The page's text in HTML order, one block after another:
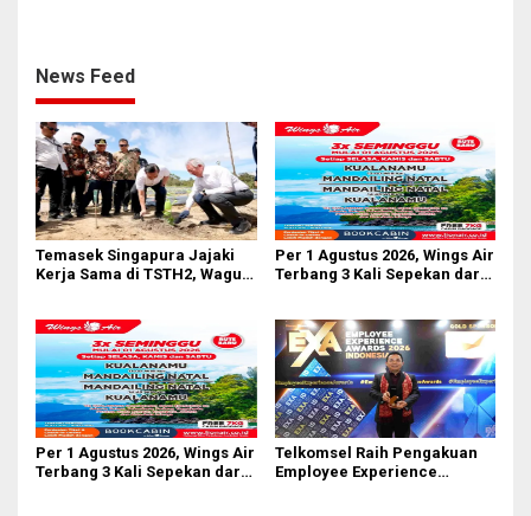
News Feed
Temasek Singapura Jajaki
Kerja Sama di TSTH2, Wagub
Bioekonomi Tropis
Per 1 Agustus 2026, Wings Air
Terbang 3 Kali Sepekan dari
Per 1 Agustus 2026, Wings Air
Terbang 3 Kali Sepekan dari
Telkomsel Raih Pengakuan
Employee Experience